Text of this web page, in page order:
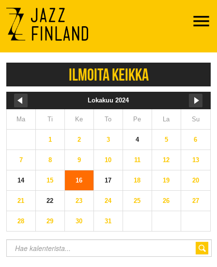
Menu
ILMOITA KEIKKA
Lokakuu 2024
Ma Ti Ke To Pe La Su
1 2 3 4 5 6
7 8 9 10 11 12 13
14 15 16 17 18 19 20
21 22 23 24 25 26 27
28 29 30 31